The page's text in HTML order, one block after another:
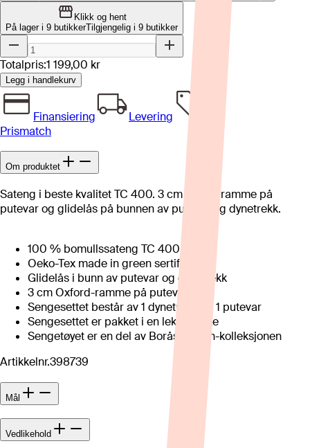
Klikk og hent
På lager i 9 butikkerTilgjengelig i 9 butikker
Totalpris:1 199,00 kr
Legg i handlekurv
Finansiering
Levering
Prismatch
Om produktet
Sateng i beste kvalitet TC 400. 3 cm oxford ramme på
putevar og glidelås på bunnen av putevar og dynetrekk.
100 % bomullssateng TC 400
Oeko-Tex made in green sertifisert
Glidelås i bunn av putevar og dynetrekk
3 cm Oxford-ramme på putevar
Sengesettet består av 1 dynetrekk og 1 putevar
Sengesettet er pakket i en lekker eske
Sengetøyet er en del av Borås Cotton-kolleksjonen
Artikkelnr.398739
Mål
Vedlikehold